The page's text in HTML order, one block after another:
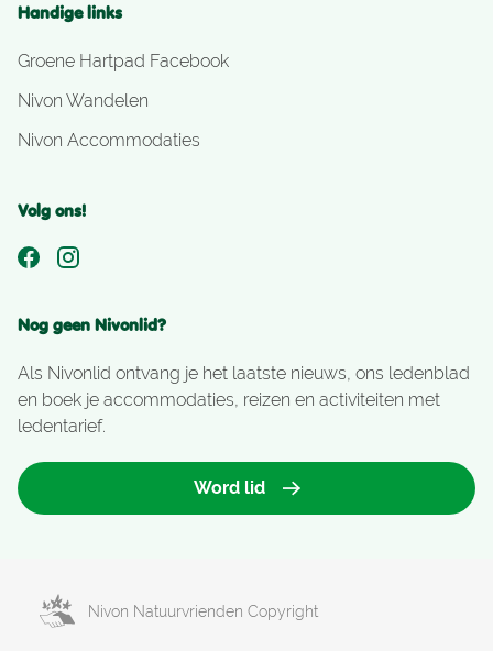
Handige links
Groene Hartpad Facebook
Nivon Wandelen
Nivon Accommodaties
Volg ons!
Nog geen Nivonlid?
Als Nivonlid ontvang je het laatste nieuws, ons ledenblad
en boek je accommodaties, reizen en activiteiten met
ledentarief.
Word lid
Nivon Natuurvrienden Copyright